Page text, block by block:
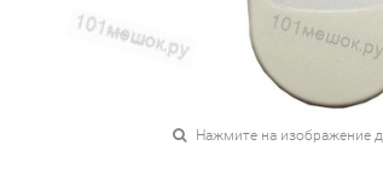
Нажмите на изображение